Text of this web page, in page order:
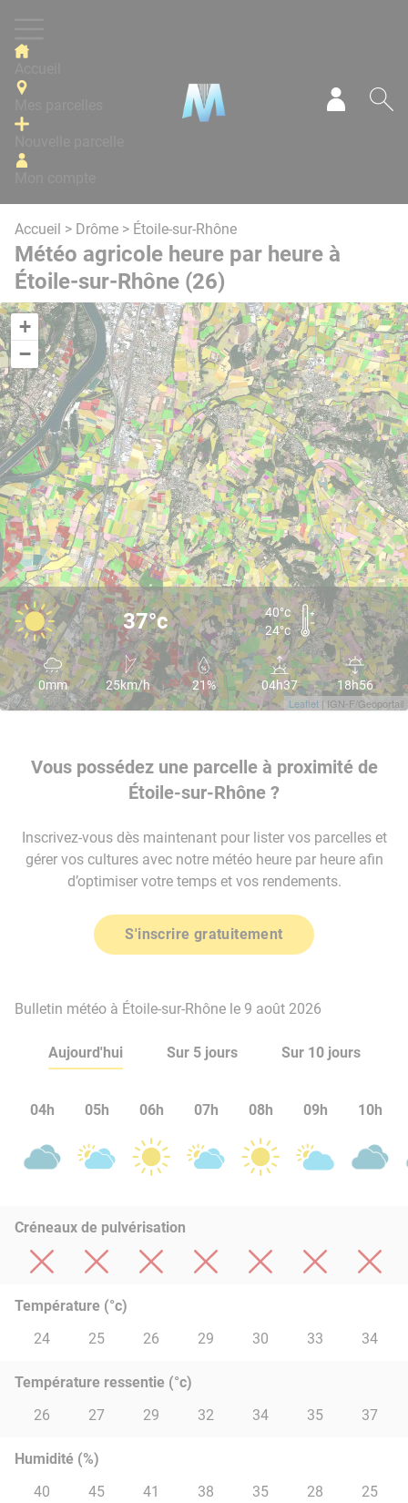
Accueil > Drôme > Étoile-sur-Rhône
Météo agricole heure par heure à
Étoile-sur-Rhône (26)
+
−
Leaflet | IGN-F/Geoportail
37°c
40°c
24°c
0mm 25km/h 21% 04h37 18h56
Vous possédez une parcelle à proximité de
Étoile-sur-Rhône ?
Inscrivez-vous dès maintenant pour lister vos parcelles et
gérer vos cultures avec notre météo heure par heure afin
d’optimiser votre temps et vos rendements.
S'inscrire gratuitement
Bulletin météo à Étoile-sur-Rhône le 9 août 2026
Aujourd'hui Sur 5 jours Sur 10 jours
04h 05h 06h 07h 08h 09h 10h
Créneaux de pulvérisation
Température (°c)
24
25 26 29 30 33 34
Température ressentie (°c)
26
27 29 32 34 35 37
Humidité (%)
40
45 41 38 35 28 25